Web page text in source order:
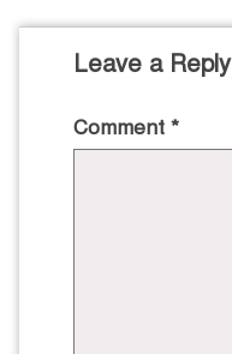
Leave a Reply
Comment *